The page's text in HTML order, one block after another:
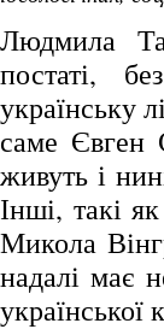
Людмила
постаті,
українську
саме Євген
живуть і
Інші, такі
Микола
надалі має
української